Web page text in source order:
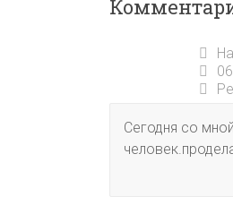
Сегодня со